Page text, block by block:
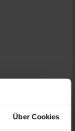
Über Cookies
Luftstrom